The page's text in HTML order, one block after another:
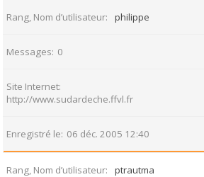
Rang, Nom d’utilisateur philippe
Messages 0
Site Internet
http://www.sudardeche.ffvl.fr
Enregistré le 06 déc. 2005 12:40
Rang, Nom d’utilisateur ptrautma